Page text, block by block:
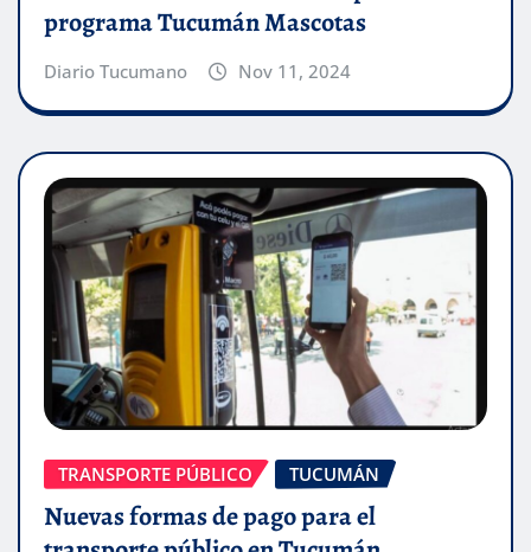
programa Tucumán Mascotas
Diario Tucumano Nov 11, 2024
TRANSPORTE PÚBLICO TUCUMÁN
Nuevas formas de pago para el